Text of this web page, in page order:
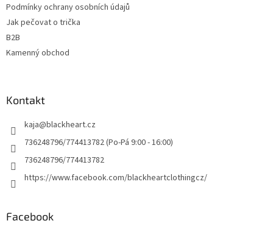
Podmínky ochrany osobních údajů
Jak pečovat o trička
B2B
Kamenný obchod
Kontakt
kaja@blackheart.cz
736248796/774413782 (Po-Pá 9:00 - 16:00)
736248796/774413782
https://www.facebook.com/blackheartclothingcz/
Facebook